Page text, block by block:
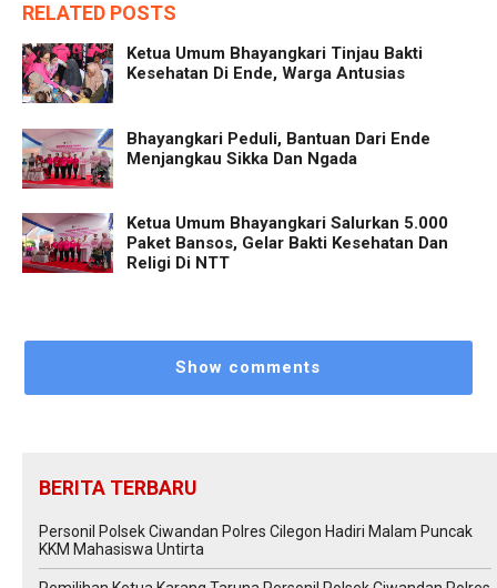
RELATED POSTS
Ketua Umum Bhayangkari Tinjau Bakti
Kesehatan Di Ende, Warga Antusias
Bhayangkari Peduli, Bantuan Dari Ende
Menjangkau Sikka Dan Ngada
Ketua Umum Bhayangkari Salurkan 5.000
Paket Bansos, Gelar Bakti Kesehatan Dan
Religi Di NTT
Show comments
BERITA TERBARU
Personil Polsek Ciwandan Polres Cilegon Hadiri Malam Puncak
KKM Mahasiswa Untirta